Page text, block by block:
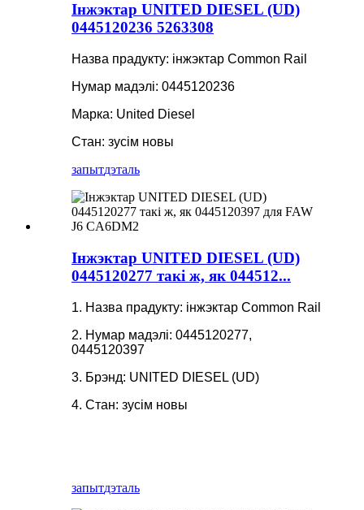
Інжэктар UNITED DIESEL (UD)
0445120236 5263308
Назва прадукту: інжэктар Common Rail
Нумар мадэлі: 0445120236
Марка: United Diesel
Стан: зусім новы
запытдэталь
Інжэктар UNITED DIESEL (UD)
0445120277 такі ж, як 044512...
1. Назва прадукту: інжэктар Common Rail
2. Нумар мадэлі: 0445120277,
0445120397
3. Брэнд: UNITED DIESEL (UD)
4. Стан: зусім новы
запытдэталь